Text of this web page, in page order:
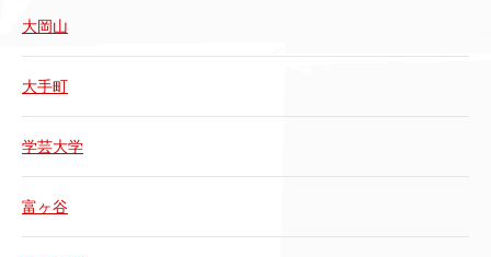
大岡山
大手町
学芸大学
富ヶ谷